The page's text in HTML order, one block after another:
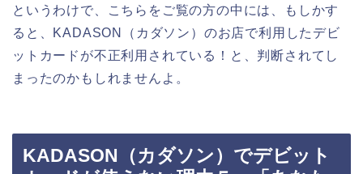
というわけで、こちらをご覧の方の中には、もしかす
ると、KADASON（カダソン）のお店で利用したデビ
ットカードが不正利用されている！と、判断されてし
まったのかもしれませんよ。
KADASON（カダソン）でデビット